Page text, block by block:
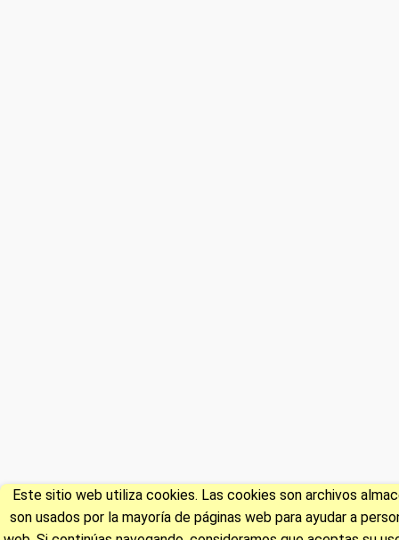
Este sitio web utiliza cookies. Las cookies son archivos
son usados por la mayoría de páginas web para ayudar a